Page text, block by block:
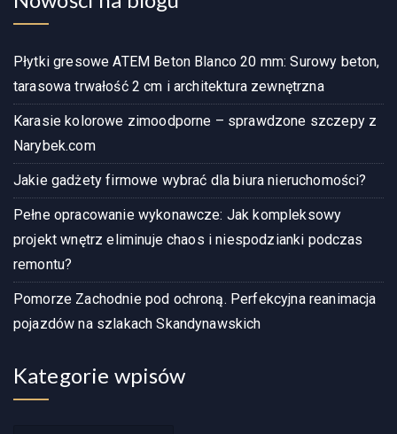
Płytki gresowe ATEM Beton Blanco 20 mm: Surowy beton,
tarasowa trwałość 2 cm i architektura zewnętrzna
Karasie kolorowe zimoodporne – sprawdzone szczepy z
Narybek.com
Jakie gadżety firmowe wybrać dla biura nieruchomości?
Pełne opracowanie wykonawcze: Jak kompleksowy
projekt wnętrz eliminuje chaos i niespodzianki podczas
remontu?
Pomorze Zachodnie pod ochroną. Perfekcyjna reanimacja
pojazdów na szlakach Skandynawskich
Kategorie wpisów